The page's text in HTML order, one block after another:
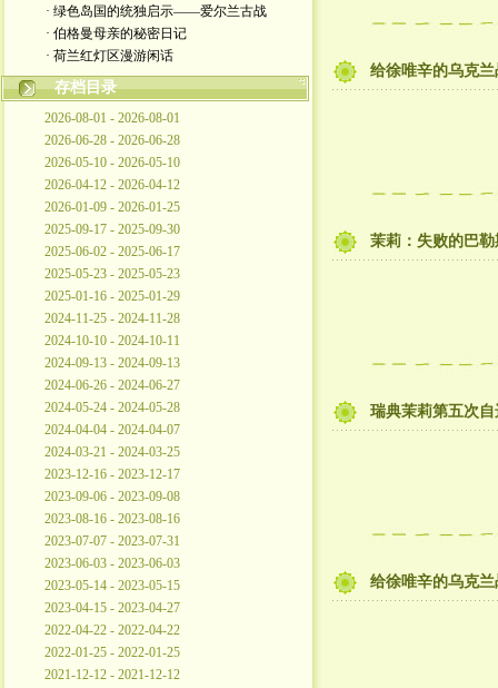
· 绿色岛国的统独启示――爱尔兰古战
· 伯格曼母亲的秘密日记
· 荷兰红灯区漫游闲话
存档目录
2026-08-01 - 2026-08-01
2026-06-28 - 2026-06-28
2026-05-10 - 2026-05-10
2026-04-12 - 2026-04-12
2026-01-09 - 2026-01-25
2025-09-17 - 2025-09-30
2025-06-02 - 2025-06-17
2025-05-23 - 2025-05-23
2025-01-16 - 2025-01-29
2024-11-25 - 2024-11-28
2024-10-10 - 2024-10-11
2024-09-13 - 2024-09-13
2024-06-26 - 2024-06-27
2024-05-24 - 2024-05-28
2024-04-04 - 2024-04-07
2024-03-21 - 2024-03-25
2023-12-16 - 2023-12-17
2023-09-06 - 2023-09-08
2023-08-16 - 2023-08-16
2023-07-07 - 2023-07-31
2023-06-03 - 2023-06-03
2023-05-14 - 2023-05-15
2023-04-15 - 2023-04-27
2022-04-22 - 2022-04-22
2022-01-25 - 2022-01-25
2021-12-12 - 2021-12-12
给徐唯辛的乌克
茉莉：失败的巴
瑞典茉莉第五次
给徐唯辛的乌克